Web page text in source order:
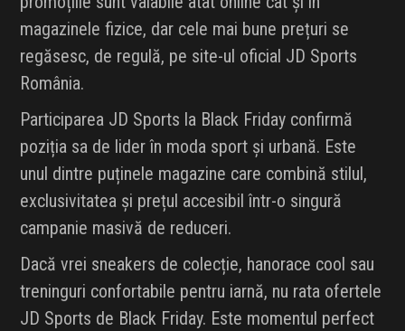
magazinele fizice, dar cele mai bune prețuri se
regăsesc, de regulă, pe site-ul oficial JD Sports
România.
Participarea JD Sports la Black Friday confirmă
poziția sa de lider în moda sport și urbană. Este
unul dintre puținele magazine care combină stilul,
exclusivitatea și prețul accesibil într-o singură
campanie masivă de reduceri.
Dacă vrei sneakers de colecție, hanorace cool sau
treninguri confortabile pentru iarnă, nu rata ofertele
JD Sports de Black Friday. Este momentul perfect